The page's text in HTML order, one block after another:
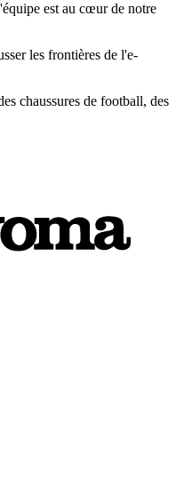
est au cœur de notre
les frontières de l'e-
chaussures de football, des